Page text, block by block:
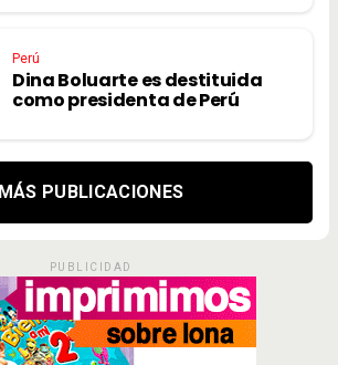
Perú
Dina Boluarte es destituida
como presidenta de Perú
MÁS PUBLICACIONES
PUBLICIDAD